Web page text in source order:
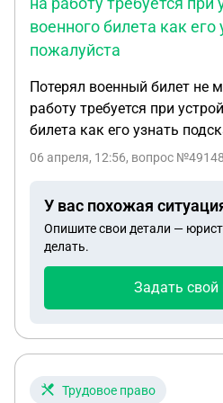
военного билета как
пожалуйста
Потерял военный билет не
работу требуется при
билета как его узнать
06 апреля, 12:56, вопрос
У вас похожая
Опишите свои детали —
делать.
Задать свой
Трудовое право